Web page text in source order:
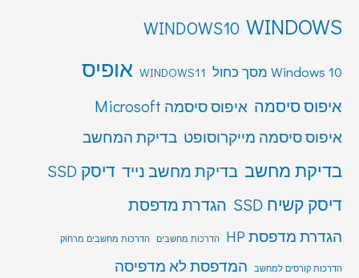
WINDOWS
WINDOWS10
Windows 10 מסך כחול WINDOWS11 אופיס
איפוס סיסמה איפוס סיסמה Microsoft
איפוס סיסמה מייקרוסופט בדיקת המחשב
בדיקת מחשב בדיקת מחשב נייד דיסק SSD
דיסק קשיח SSD
הגדרת מדפסת
הגדרת מדפסת HP הדרכות מחשבים הדרכות מחשבים מרחוק
הדרכות קורסים למחשב המדפסת לא מדפיסה